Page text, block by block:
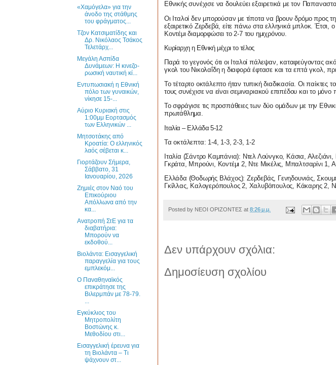
Εθνικής συνέχισε να δουλεύει εξαιρετικά με τον
Οι Ιταλοί δεν μπορούσαν με τίποτα να βρουν δρόμο προς
εξαιρετικό Ζερδεβά, είτε πάνω στα ελληνικά μπλοκ.
Κοντέμι διαμορφώσει το 2-7 του ημιχρόνου.
Κυρίαρχη η Εθνική μέχρι το τέλος
Παρά το γεγονός ότι οι Ιταλοί πάλεψαν, καταφεύγοντας
γκολ του Νικολαΐδη η διαφορά έφτασε και τα επτά γκολ,
Το τέταρτο οκτάλεπτο ήταν τυπική διαδικασία. Οι
τους συνέχισε να είναι σεμιναριακού επιπέδου και το
Το σφράγισε τις προσπάθειες των δύο ομάδων με την
πρωτάθλημα.
Ιταλία – Ελλάδα 5-12
Τα οκτάλεπτα: 1-4, 1-3, 2-3, 1-2
Ιταλία (Σάντρο Καμπάνια): Ντελ Λούνγκο, Κάσια,
Γκράτα, Μπρούνι, Κοντέμι 2, Ντε Μικέλις, Μπαλτσαρίνι 1,
Ελλάδα (Θοδωρής Βλάχος): Ζερδεβάς, Γενηδουνιάς,
Γκίλλας, Καλογερόπουλος 2, Χαλυβόπουλος, Κάκαρης 2,
Posted by ΝΕΟΙ ΟΡΙΖΟΝΤΕΣ at 8:26 μ.μ.
Δεν υπάρχουν σχόλια:
Δημοσίευση σχολίου
«Χαμόγελα» για την
άνοδο της στάθμης
του φράγματος...
Τζον Κατσιματίδης και
Δρ. Νικόλαος Τσάκος
Τελετάρχ...
Μεγάλη Ασπίδα
Δυνάμεων: Η κινεζο-
ρωσική ναυτική κί...
Εντυπωσιακή η Εθνική
πόλο των γυναικών,
νίκησε 15-...
Αύριο Κυριακή στις
1:00μμ Εορτασμός
των Ελληνικών ...
Μητσοτάκης από
Κροατία: Ο ελληνικός
λαός σέβεται κ...
Γιορτάζουν Σήμερα,
Σάββατο, 31
Ιανουαρίου, 2026
Ζημιές στον Ναό του
Επικούριου
Απόλλωνα από την
κα...
Ανατροπή ΣτΕ για τα
διαβατήρια:
Μπορούν να
εκδοθού...
Βιολάντα: Εισαγγελική
παραγγελία για τους
εμπλεκόμ...
Ο Παναθηναϊκός
επικράτησε της
Βιλερμπάν με 78-79.
...
Εγκύκλιος του
Μητροπολίτη
Βοστώνης κ.
Μεθοδίου στι...
Εισαγγελική έρευνα για
τη Βιολάντα – Τι
ψάχνουν στ...